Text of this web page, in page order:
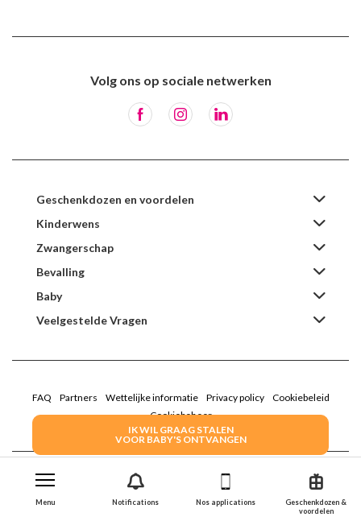
Geschenkdozen &
voordelen
Nos applications
Notifications
Menu
IK WIL GRAAG STALEN
VOOR BABY'S ONTVANGEN
Volg ons op sociale netwerken
Geschenkdozen en voordelen
Kinderwens
Zwangerschap
Bevalling
Baby
Veelgestelde Vragen
FAQ Partners Wettelijke informatie Privacy policy
Cookiebeleid
Cookiebeheer
2022 Family Service - De Roze Doos